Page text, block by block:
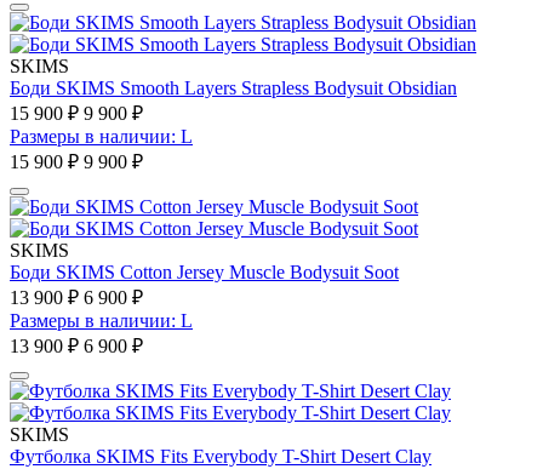
SKIMS
Боди SKIMS Smooth Layers Strapless Bodysuit Obsidian
15 900 ₽ 9 900 ₽
Размеры в наличии: L
15 900 ₽ 9 900 ₽
SKIMS
Боди SKIMS Cotton Jersey Muscle Bodysuit Soot
13 900 ₽ 6 900 ₽
Размеры в наличии: L
13 900 ₽ 6 900 ₽
SKIMS
Футболка SKIMS Fits Everybody T-Shirt Desert Clay